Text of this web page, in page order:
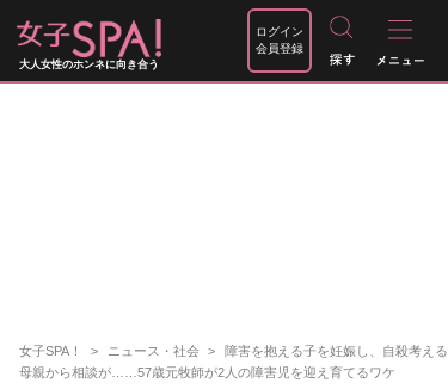
大人女性のホンネに向き合う
ログイン
会員登録
女子SPA！ ニュース・社会
障害を抱える子を妊娠し、自殺考える
母親から相談が……57歳元牧師が2人の障害児を迎え育てるワケ